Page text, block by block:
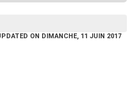
ON DIMANCHE, 11 JUIN 2017